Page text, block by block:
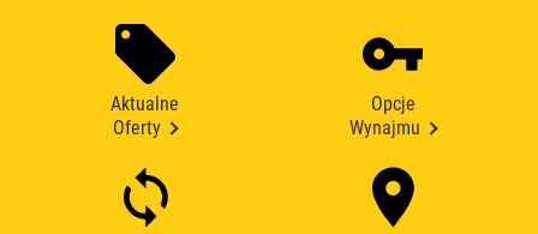
Aktualne
Oferty
Opcje
Wynajmu